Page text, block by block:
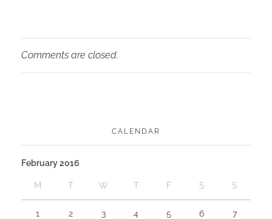
Comments are closed.
CALENDAR
February 2016
M T W T F S S
1 2 3 4 5 6 7